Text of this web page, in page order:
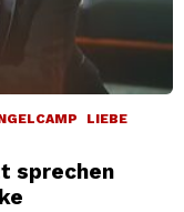
LIEBE
sprechen